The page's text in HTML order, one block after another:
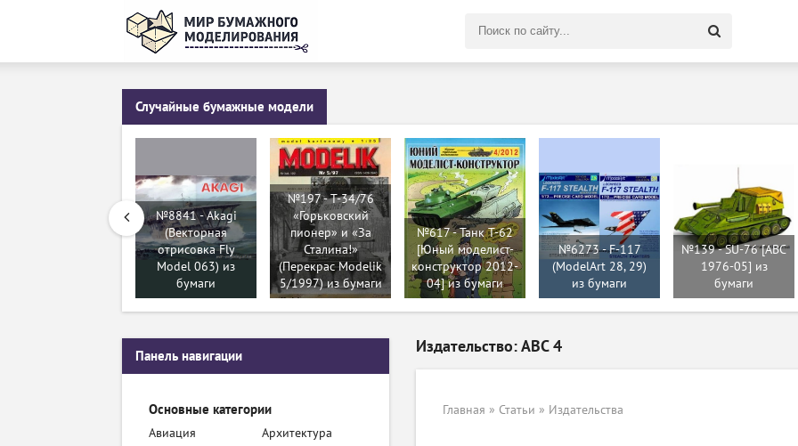
Случайные бумажные модели
№8841 - Akagi
(Векторная
отрисовка Fly
Model 063) из
бумаги
№197 - Т-34/76
«Горьковский
пионер» и «За
Сталина!»
(Перекрас Modelik
5/1997) из бумаги
№617 - Танк Т-62
[Юный моделист-
конструктор 2012-
04] из бумаги
№6273 - F-117
(ModelArt 28, 29)
из бумаги
№139 - SU-76 [ABC
1976-05] из
бумаги
Издательство: АВС 4
Главная » Статьи » Издательства
Панель навигации
Основные категории
Авиация
Архитектура